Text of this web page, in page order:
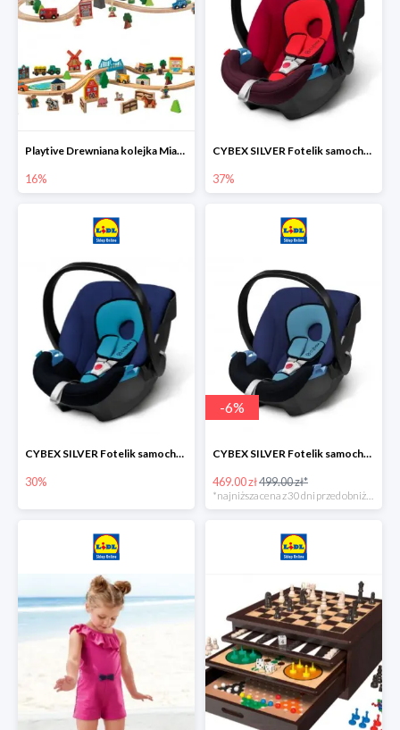
Playtive Drewniana kolejka Miasto lub Farma
16%
CYBEX SILVER Fotelik samochodowy
37%
CYBEX SILVER Fotelik samochodowy -30%
30%
-6%
CYBEX SILVER Fotelik samochodowy + dostawa gratis!
469.00 zł499.00 zł*
*najniższa cena z 30 dni przed obniżką